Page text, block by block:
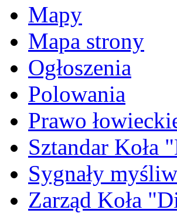
Mapy
Mapa strony
Ogłoszenia
Polowania
Prawo
Sztandar Koła
Sygnały
Zarząd Koła